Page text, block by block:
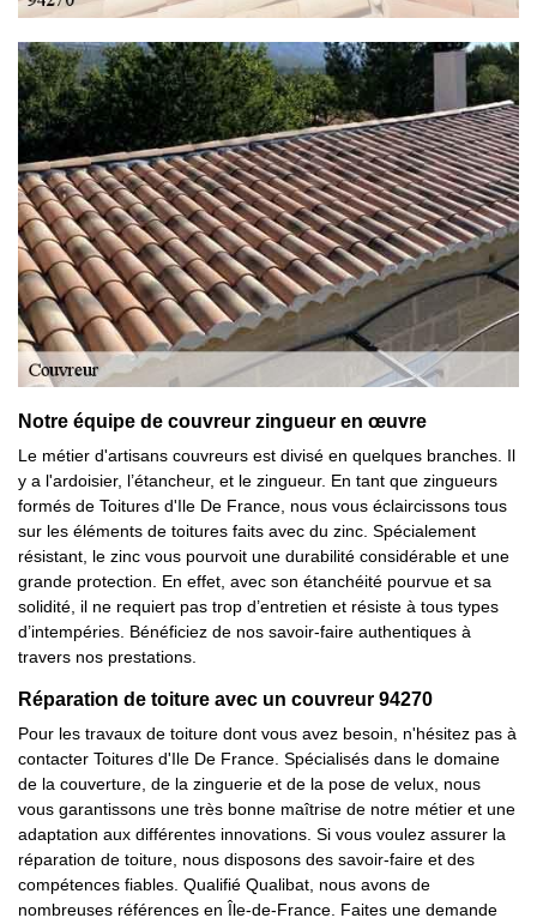
Notre équipe de couvreur zingueur en œuvre
Le métier d'artisans couvreurs est divisé en quelques branches. Il
y a l'ardoisier, l’étancheur, et le zingueur. En tant que zingueurs
formés de Toitures d'Ile De France, nous vous éclaircissons tous
sur les éléments de toitures faits avec du zinc. Spécialement
résistant, le zinc vous pourvoit une durabilité considérable et une
grande protection. En effet, avec son étanchéité pourvue et sa
solidité, il ne requiert pas trop d’entretien et résiste à tous types
d’intempéries. Bénéficiez de nos savoir-faire authentiques à
travers nos prestations.
Réparation de toiture avec un couvreur 94270
Pour les travaux de toiture dont vous avez besoin, n'hésitez pas à
contacter Toitures d'Ile De France. Spécialisés dans le domaine
de la couverture, de la zinguerie et de la pose de velux, nous
vous garantissons une très bonne maîtrise de notre métier et une
adaptation aux différentes innovations. Si vous voulez assurer la
réparation de toiture, nous disposons des savoir-faire et des
compétences fiables. Qualifié Qualibat, nous avons de
nombreuses références en Île-de-France. Faites une demande